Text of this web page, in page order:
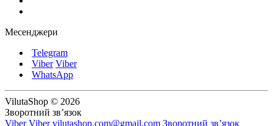
Месенджери
Telegram
Viber Viber
WhatsApp
VilutaShop © 2026
Зворотний зв’язок
Viber Viber vilutashop.com@gmail.com Зворотний зв’язок